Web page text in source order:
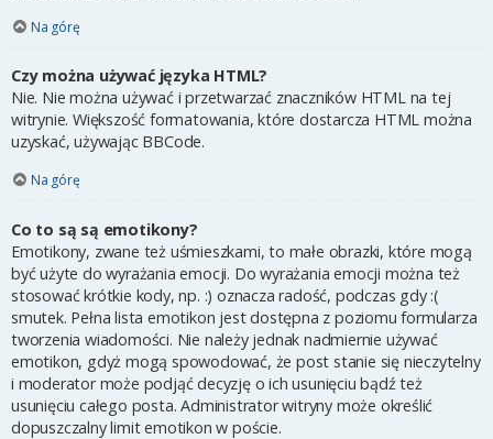
Na górę
Czy można używać języka HTML?
Nie. Nie można używać i przetwarzać znaczników HTML na tej
witrynie. Większość formatowania, które dostarcza HTML można
uzyskać, używając BBCode.
Na górę
Co to są są emotikony?
Emotikony, zwane też uśmieszkami, to małe obrazki, które mogą
być użyte do wyrażania emocji. Do wyrażania emocji można też
stosować krótkie kody, np. :) oznacza radość, podczas gdy :(
smutek. Pełna lista emotikon jest dostępna z poziomu formularza
tworzenia wiadomości. Nie należy jednak nadmiernie używać
emotikon, gdyż mogą spowodować, że post stanie się nieczytelny
i moderator może podjąć decyzję o ich usunięciu bądź też
usunięciu całego posta. Administrator witryny może określić
dopuszczalny limit emotikon w poście.